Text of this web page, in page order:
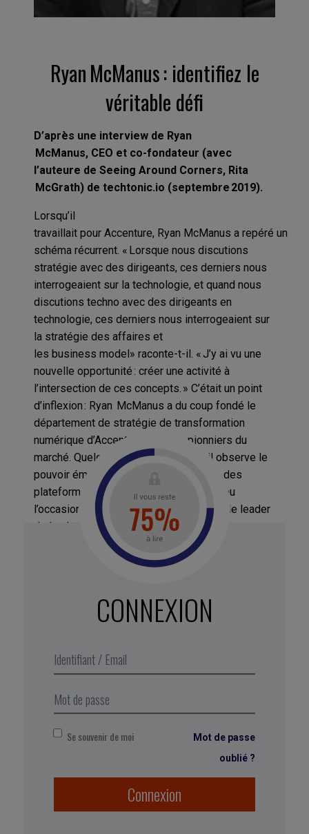
Ryan McManus : identifiez le
véritable défi
D’après une interview de Ryan
McManus, CEO et co-fondateur (avec
l’auteure de Seeing AroundCorners, Rita
McGrath) de techtonic.io (septembre 2019).
Lorsqu’il
travaillait pour Accenture, Ryan McManus a repéré un
schéma récurrent. « Lorsque nous discutions
stratégie avec des dirigeants, ces derniers nous
interrogeaient sur la technologie, et quand nous
discutions techno avec des dirigeants en
technologie, ces derniers nous interrogeaient sur
la stratégie des affaires et
les business model» raconte-t-il. « J’y ai vu une
nouvelle opportunité : créer une activité à
l’intersection de ces concepts. » C’était un point
d’inflexion : Ryan McManus a du coup fondé le
départementde stratégie de transformation
numérique d’Accenture pionniers du
marché. Quelques années plus tard,
il observe le
pouvoir émergent des
des
plateformes
, autre point d’inflexion ;
il a eu
l’occasion de travailler avec EVRYTHNG, le leader
de la plate-forme
IoT, pour collaborer plus
étroitement avec les ingénieurs et les
passant d’une entreprise de 400
Extrait de Business Digest N°300,
Octobre 2019
CONNEXION
Se souvenir de moi
Mot de passe
oublié ?
Connexion